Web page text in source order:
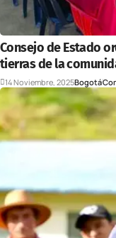
Consejo de Estado
tierras de la
14 Noviembre, 2025Bogotá